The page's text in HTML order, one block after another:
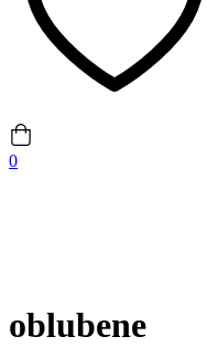
0
oblubene